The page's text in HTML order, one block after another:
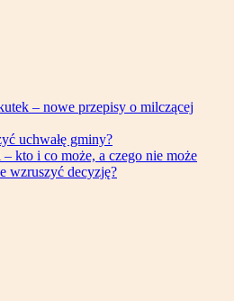
– nowe przepisy o milczącej
uchwałę gminy?
kto i co może, a czego nie może
wzruszyć decyzję?